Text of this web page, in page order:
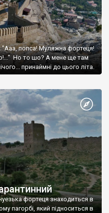
"Ааа, попса! Муляжна фортеця!
Но то шо? А мене ще там
принаймні до цього літа.
фортеця знаходиться в
пагорбі, який підноситься в